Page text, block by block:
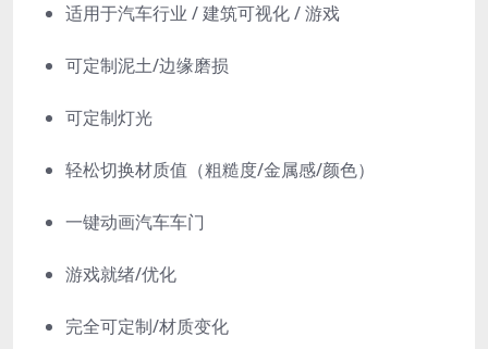
适用于汽车行业 / 建筑可视化 / 游戏
可定制泥土/边缘磨损
可定制灯光
轻松切换材质值（粗糙度/金属感/颜色）
一键动画汽车车门
游戏就绪/优化
完全可定制/材质变化